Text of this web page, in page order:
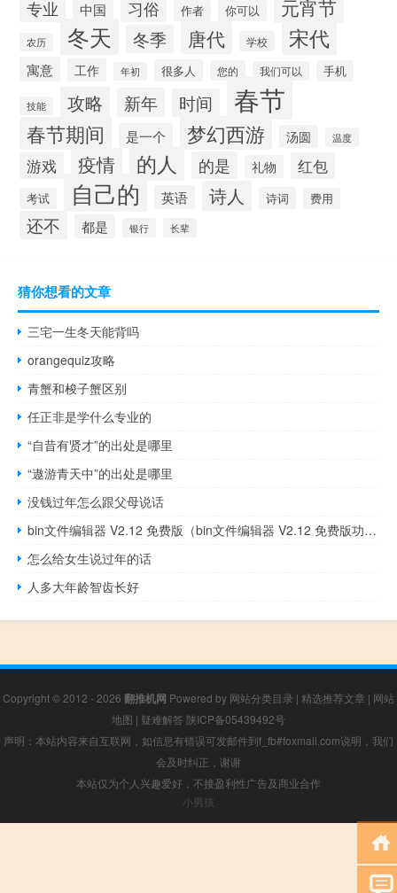
专业 中国 习俗 作者 你可以 元宵节
农历 冬天 冬季 唐代 学校 宋代
寓意 工作 年初 很多人 您的 我们可以 手机
技能 攻略 新年 时间 春节
春节期间 是一个 梦幻西游 汤圆 温度
游戏 疫情 的人 的是 礼物 红包
考试 自己的 英语 诗人 诗词 费用
还不 都是 银行 长辈
猜你想看的文章
三宅一生冬天能背吗
orangequiz攻略
青蟹和梭子蟹区别
任正非是学什么专业的
“自昔有贤才”的出处是哪里
“遨游青天中”的出处是哪里
没钱过年怎么跟父母说话
bin文件编辑器 V2.12 免费版（bin文件编辑器 V2.12 免费版功能简介）
怎么给女生说过年的话
人多大年龄智齿长好
Copyright © 2012 - 2026 翻推机网 Powered by 网站分类目录 | 精选推荐文章 | 网站
地图 | 疑难解答 陕ICP备05439492号
声明：本站内容来自互联网，如信息有错误可发邮件到f_fb#foxmail.com说明，我们
会及时纠正，谢谢
本站仅为个人兴趣爱好，不接盈利性广告及商业合作
小男孩